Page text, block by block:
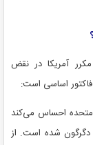
مکرر آمریکا در نقض
اساسی است:
متحده احساس می‌کند
دگرگون شده است. از